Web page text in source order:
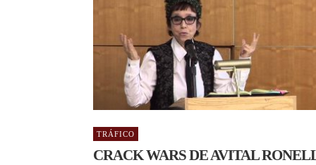
TRÁFICO
CRACK WARS DE AVITAL